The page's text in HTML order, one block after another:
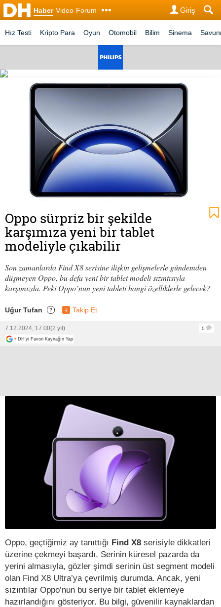
Haber Video Forum Giriş
Hız Testi Kripto Para Oyun Otomobil Bilim Sinema
Oppo sürpriz bir şekilde
karşımıza yeni bir tablet
modeliyle çıkabilir
Son zamanlarda Find X8 serisine ilişkin gelişmelerle gündemden
düşmeyen Oppo, bu defa yeni bir tablet modeli sızıntısıyla
karşımızda. Peki Oppo’nun yeni tableti hangi özelliklerle gelecek?
Uğur Tufan ? + Takip Et
7.12.2024, 17:00(2 yıl)
0
+ DH'yi Favori Kaynağın Yap
Oppo, geçtiğimiz ay tanıttığı Find X8 serisiyle dikkatleri
üzerine çekmeyi başardı. Serinin küresel pazarda da
yerini almasıyla, gözler şimdi serinin üst segment modeli
olan Find X8 Ultra’ya çevrilmiş durumda. Ancak, yeni
sızıntılar Oppo’nun bu seriye bir tablet eklemeye
hazırlandığını gösteriyor. Bu bilgi, güvenilir kaynaklardan